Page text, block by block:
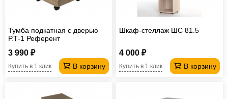
Тумба подкатная с дверью
Р.Т-1 Референт
3 990 ₽
В корзину
Купить в 1 клик
Шкаф-стеллаж ШС 81.5
4 000 ₽
В корзину
Купить в 1 клик